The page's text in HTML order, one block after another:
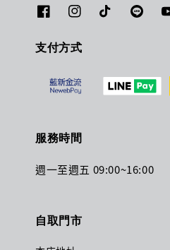
支付方式
服務時間
週一至週五 09:00~16:00
自取門市